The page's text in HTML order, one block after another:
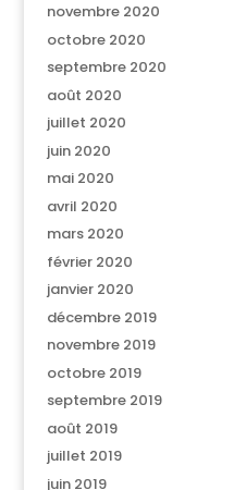
novembre 2020
octobre 2020
septembre 2020
août 2020
juillet 2020
juin 2020
mai 2020
avril 2020
mars 2020
février 2020
janvier 2020
décembre 2019
novembre 2019
octobre 2019
septembre 2019
août 2019
juillet 2019
juin 2019